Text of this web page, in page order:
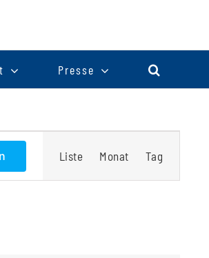
Presse
Ansichten-
Liste Monat Tag